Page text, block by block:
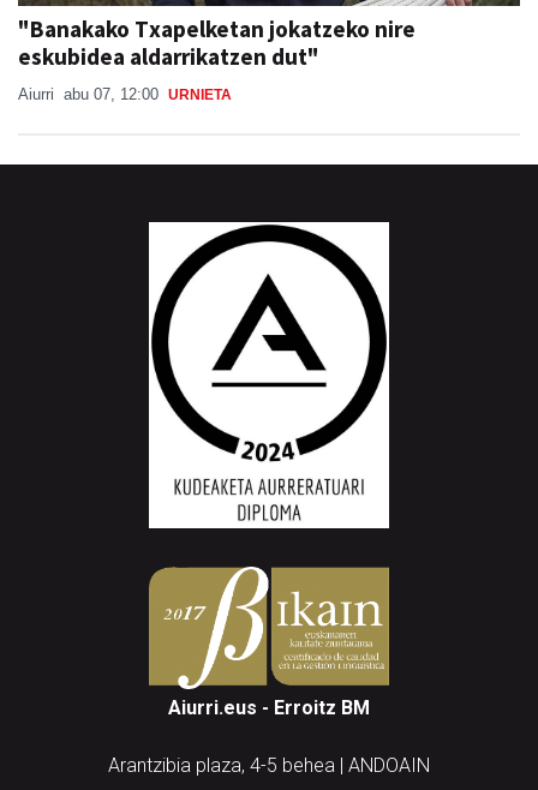
"Banakako Txapelketan jokatzeko nire
eskubidea aldarrikatzen dut"
Aiurri abu 07, 12:00 URNIETA
Aiurri.eus - Erroitz BM
Arantzibia plaza, 4-5 behea | ANDOAIN